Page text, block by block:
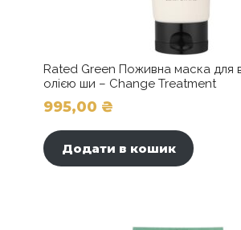
Rated Green Поживна маска для
олією ши – Change Treatment
995,00 ₴
Додати в кошик